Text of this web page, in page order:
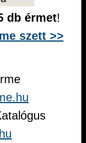
db érmet!
szett >>